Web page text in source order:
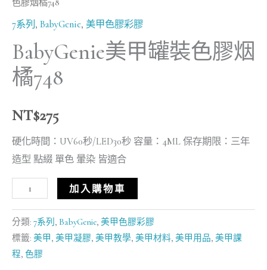
色膠烟橘748
7系列, BabyGenie, 美甲色膠彩膠
BabyGenie美甲罐裝色膠烟
橘748
NT$275
硬化時間：UV60秒/LED30秒 容量：4ML 保存期限：三年
造型 點綴 單色 暈染 皆適合
加入購物車
分類: 7系列 , BabyGenie, 美甲色膠彩膠
標籤: 美甲, 美甲凝膠, 美甲教學, 美甲材料, 美甲用品, 美甲課
程, 色膠